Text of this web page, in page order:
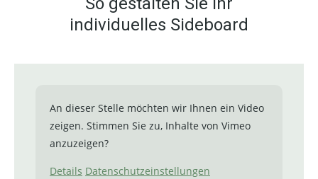
individuelles Sideboard
An dieser Stelle möchten wir Ihnen ein Video
zeigen. Stimmen Sie zu, Inhalte von Vimeo
anzuzeigen?
Details Datenschutzeinstellungen